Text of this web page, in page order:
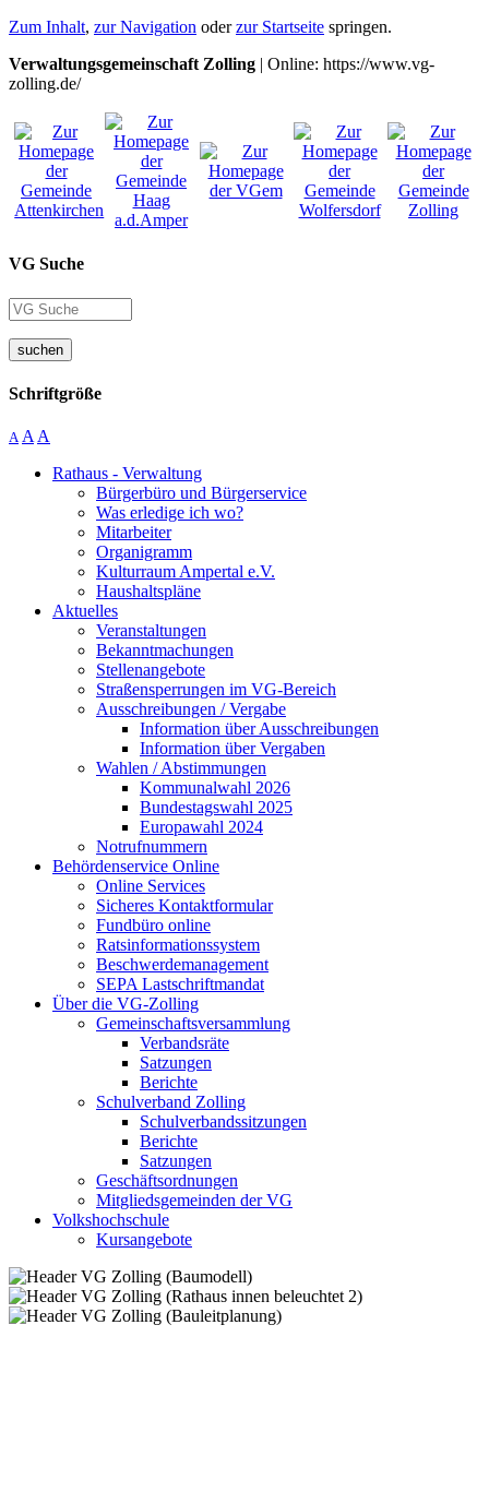
Zum Inhalt, zur Navigation oderzur Startseite springen.
Verwaltungsgemeinschaft Zolling | Online: https://www.vg-
zolling.de/
VG Suche
suchen
Schriftgröße
A A A
Rathaus - Verwaltung
Bürgerbüro und Bürgerservice
Was erledige ich wo?
Mitarbeiter
Organigramm
Kulturraum Ampertal e.V.
Haushaltspläne
Aktuelles
Veranstaltungen
Bekanntmachungen
Stellenangebote
Straßensperrungen im VG-Bereich
Ausschreibungen / Vergabe
Information über Ausschreibungen
Information über Vergaben
Wahlen / Abstimmungen
Kommunalwahl 2026
Bundestagswahl 2025
Europawahl 2024
Notrufnummern
Behördenservice Online
Online Services
Sicheres Kontaktformular
Fundbüro online
Ratsinformationssystem
Beschwerdemanagement
SEPA Lastschriftmandat
Über die VG-Zolling
Gemeinschaftsversammlung
Verbandsräte
Satzungen
Berichte
Schulverband Zolling
Schulverbandssitzungen
Berichte
Satzungen
Geschäftsordnungen
Mitgliedsgemeinden der VG
Volkshochschule
Kursangebote